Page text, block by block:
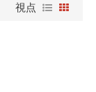
視点